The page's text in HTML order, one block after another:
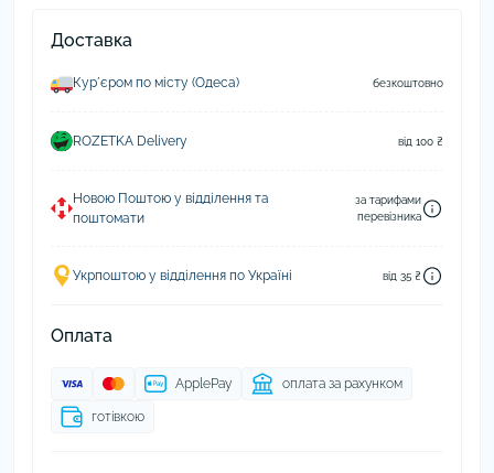
Доставка
Курʼєром по місту (Одеса) безкоштовно
ROZETKA Delivery від 100 ₴
Новою Поштою у відділення та
поштомати
за тарифами
перевізника
Укрпоштою у відділення по Україні від 35 ₴
Оплата
ApplePay оплата за рахунком
готівкою